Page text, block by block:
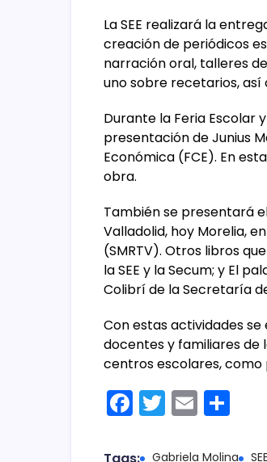
La SEE realizará la
creación de periódicos
narración oral, talleres
uno sobre recetarios, así
Durante la Feria Escolar
presentación de Junius
Económica (FCE). En
obra.
También se presentará
Valladolid, hoy Morelia,
(SMRTV). Otros libros
la SEE y la Secum; y El
Colibrí de la Secretaría
Con estas actividades
docentes y familiares de
centros escolares, como
F
c
T
itt
E
ai m
Gabriela Molina SEE